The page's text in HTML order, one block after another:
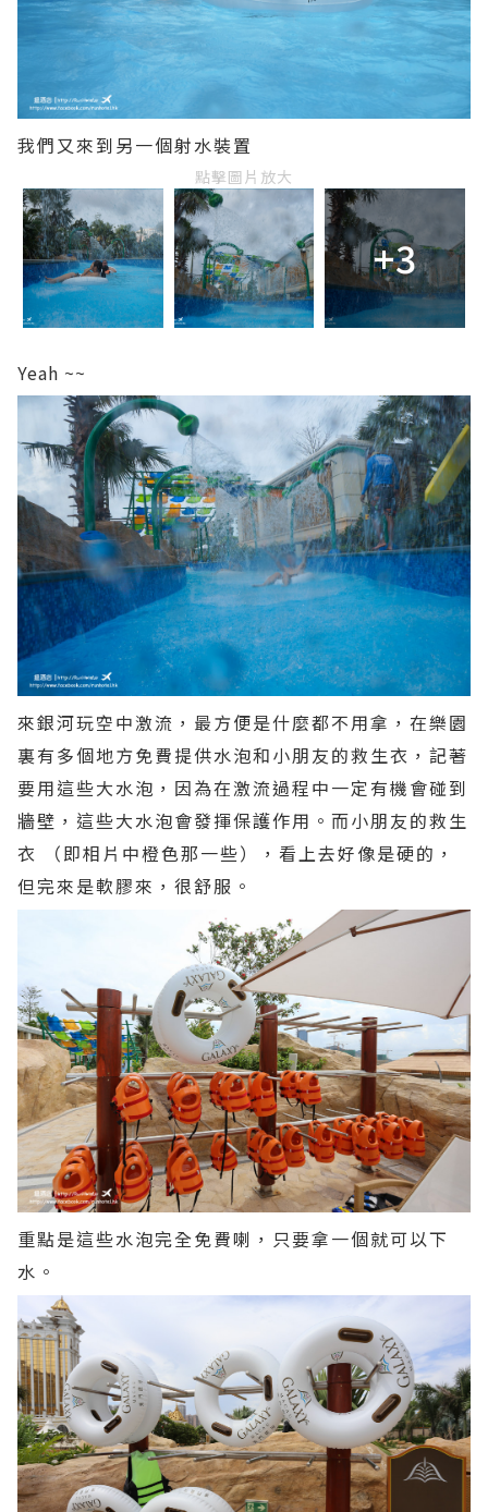
我們又來到另一個射水裝置
點擊圖片放大
+3
Yeah ~~
來銀河玩空中激流，最方便是什麼都不用拿，在樂園
裏有多個地方免費提供水泡和小朋友的救生衣，記著
要用這些大水泡，因為在激流過程中一定有機會碰到
牆壁，這些大水泡會發揮保護作用。而小朋友的救生
衣 （即相片中橙色那一些），看上去好像是硬的，
但完來是軟膠來，很舒服。
重點是這些水泡完全免費喇，只要拿一個就可以下
水。